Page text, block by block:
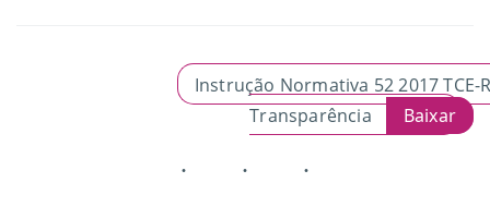
Instrução Normativa 52 2017 TCE-
Transparência
Baixar